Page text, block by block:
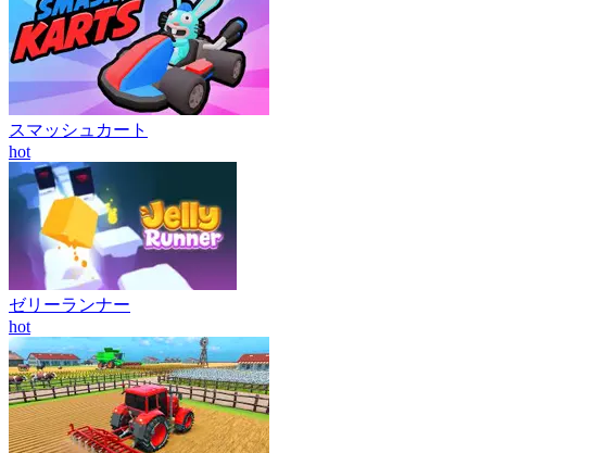
スマッシュカート
hot
ゼリーランナー
hot